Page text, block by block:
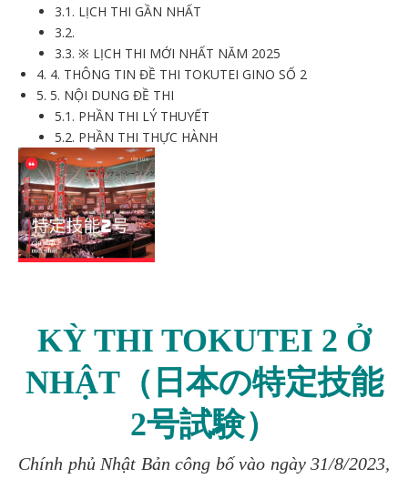
3.1. LỊCH THI GẦN NHẤT
3.2.
3.3. ※ LỊCH THI MỚI NHẤT NĂM 2025
4. 4. THÔNG TIN ĐỀ THI TOKUTEI GINO SỐ 2
5. 5. NỘI DUNG ĐỀ THI
5.1. PHẦN THI LÝ THUYẾT
5.2. PHẦN THI THỰC HÀNH
KỲ THI TOKUTEI 2 Ở
NHẬT（日本の特定技能
2号試験）
Chính phủ Nhật Bản công bố vào ngày 31/8/2023,